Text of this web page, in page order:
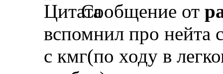
Сообщение от
вспомнил про нейта
с кмг(по ходу в